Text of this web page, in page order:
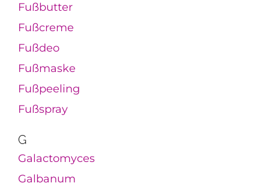
Fußbutter
Fußcreme
Fußdeo
Fußmaske
Fußpeeling
Fußspray
G
Galactomyces
Galbanum